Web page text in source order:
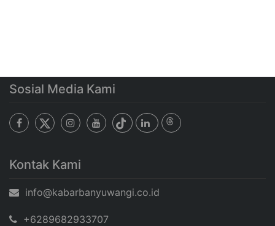
Sosial Media Kami
Kontak Kami
info@kabarbanyuwangi.co.id
+6289682933707